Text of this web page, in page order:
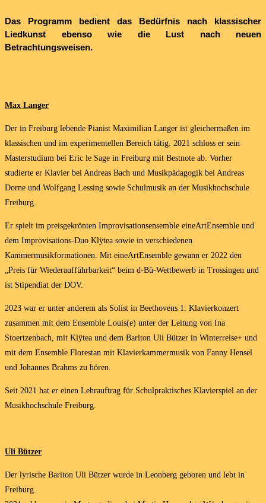
Das Programm bedient das Bedürfnis nach klassischer
Liedkunst ebenso wie die Lust nach neuen
Betrachtungsweisen.
Max Langer
Der in Freiburg lebende Pianist Maximilian Langer ist gleichermaßen im
klassischen und im experimentellen Bereich tätig. 2021 schloss er sein
Masterstudium bei Eric le Sage in Freiburg mit Bestnote ab. Vorher
studierte er Klavier bei Andreas Bach und Musikpädagogik bei Andreas
Dorne und Wolfgang Lessing sowie Schulmusik an der Musikhochschule
Freiburg.
Er spielt im preisgekrönten Improvisationsensemble eineArtEnsemble und
dem Improvisations-Duo Klÿtea sowie in verschiedenen
Kammermusikformationen. Mit eineArtEnsemble gewann er 2022 den
„Preis für Wiederaufführbarkeit“ beim d-Bü-Wettbewerb in Trossingen und
ist Stipendiat der DOV.
2023 war er unter anderem als Solist in Beethovens 1. Klavierkonzert
zusammen mit dem Ensemble Louis(e) unter der Leitung von Ina
Stoertzenbach, mit Klÿtea und dem Bariton Uli Bützer in Winterreise+ und
mit dem Ensemble Florestan mit Klavierkammermusik von Fanny Hensel
und Johannes Brahms zu hören.
Seit 2021 hat er einen Lehrauftrag für Schulpraktisches Klavierspiel an der
Musikhochschule Freiburg.
Uli Bützer
Der lyrische Bariton Uli Bützer wurde in Leonberg geboren und lebt in
Freiburg.